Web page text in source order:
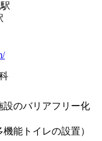
設のバリアフリー化
能トイレの設置）